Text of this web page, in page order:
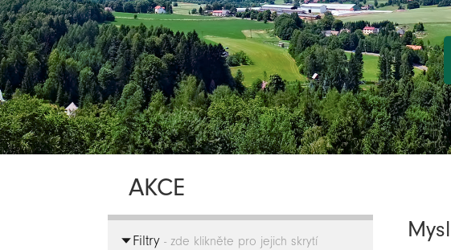
AKCE
Filtry - zde klikněte pro jejich skrytí